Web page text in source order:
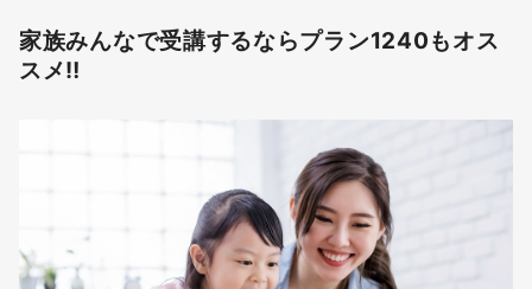
家族みんなで受講するならプラン1240もオス
スメ‼